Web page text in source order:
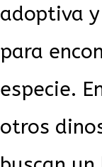
adoptiva
para
especie.
otros